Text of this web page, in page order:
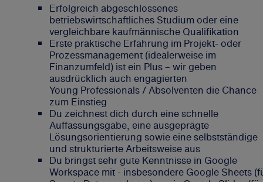
Erfolgreich abgeschlossenes
betriebswirtschaftliches Studium oder eine
vergleichbare kaufmännische Qualifikation
Erste praktische Erfahrung im Projekt- oder
Prozessmanagement (idealerweise im
Finanzumfeld) ist ein Plus – wir geben
ausdrücklich auch engagierten
Young Professionals / Absolventen die Chance
zum Einstieg
Du zeichnest dich durch eine schnelle
Auffassungsgabe, eine ausgeprägte
Lösungsorientierung sowie eine selbstständige
und strukturierte Arbeitsweise aus
Du bringst sehr gute Kenntnisse in Google
Workspace mit - insbesondere Google Sheets